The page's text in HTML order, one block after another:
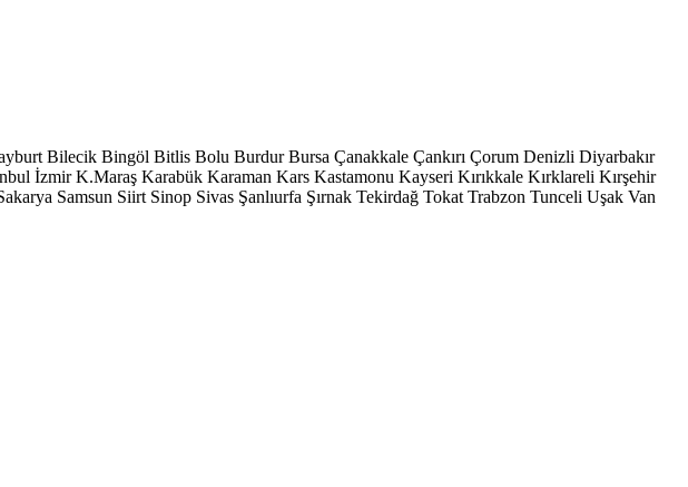
Bilecik Bingöl Bitlis Bolu Burdur Bursa Çanakkale Çankırı Çorum Denizli Diyarbakır
İzmir K.Maraş Karabük Karaman Kars Kastamonu Kayseri Kırıkkale Kırklareli Kırşehir
Samsun Siirt Sinop Sivas Şanlıurfa Şırnak Tekirdağ Tokat Trabzon Tunceli Uşak Van